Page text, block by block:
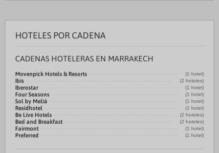
HOTELES POR CADENA
CADENAS HOTELERAS EN MARRAKECH
Movenpick Hotels & Resorts (1 hotel)
Ibis (2 hoteles)
Iberostar (1 hotel)
Four Seasons (1 hotel)
Sol by Meliá (1 hotel)
Residhotel (1 hotel)
Be Live Hotels (2 hoteles)
Bed and Breakfast (2 hoteles)
Fairmont (1 hotel)
Preferred (1 hotel)